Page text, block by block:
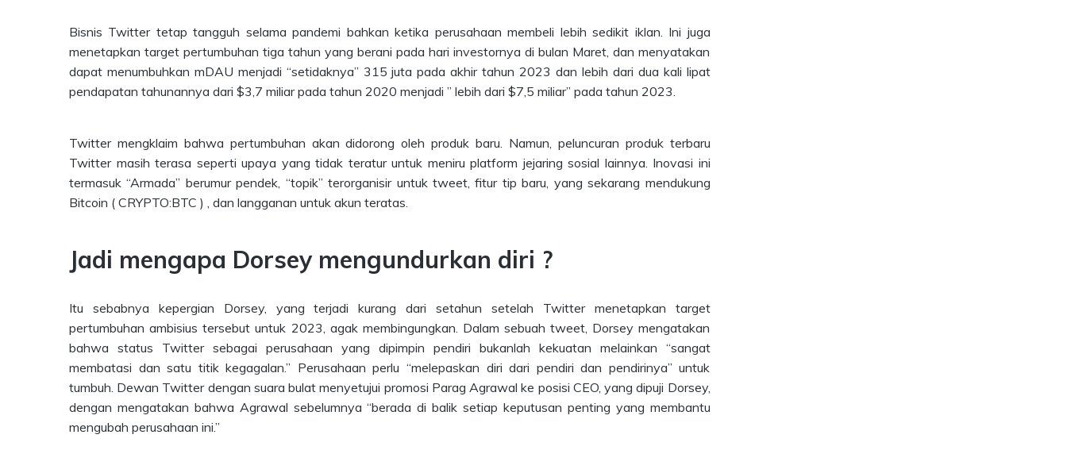
Bisnis Twitter tetap tangguh selama pandemi bahkan ketika perusahaan membeli lebih sedikit iklan. Ini juga
menetapkan target pertumbuhan tiga tahun yang berani pada hari investornya di bulan Maret, dan menyatakan
dapat menumbuhkan mDAU menjadi “setidaknya” 315 juta pada akhir tahun 2023 dan lebih dari dua kali lipat
pendapatan tahunannya dari $3,7 miliar pada tahun 2020 menjadi ” lebih dari $7,5 miliar” pada tahun 2023.
Twitter mengklaim bahwa pertumbuhan akan didorong oleh produk baru. Namun, peluncuran produk terbaru
Twitter masih terasa seperti upaya yang tidak teratur untuk meniru platform jejaring sosial lainnya. Inovasi ini
termasuk “Armada” berumur pendek, “topik” terorganisir untuk tweet, fitur tip baru, yang sekarang mendukung
Bitcoin ( CRYPTO:BTC ) , dan langganan untuk akun teratas.
Jadi mengapa Dorsey mengundurkan diri ?
Itu sebabnya kepergian Dorsey, yang terjadi kurang dari setahun setelah Twitter menetapkan target
pertumbuhan ambisius tersebut untuk 2023, agak membingungkan. Dalam sebuah tweet, Dorsey mengatakan
bahwa status Twitter sebagai perusahaan yang dipimpin pendiri bukanlah kekuatan melainkan “sangat
membatasi dan satu titik kegagalan.” Perusahaan perlu “melepaskan diri dari pendiri dan pendirinya” untuk
tumbuh. Dewan Twitter dengan suara bulat menyetujui promosi Parag Agrawal ke posisi CEO, yang dipuji Dorsey,
dengan mengatakan bahwa Agrawal sebelumnya “berada di balik setiap keputusan penting yang membantu
mengubah perusahaan ini.”